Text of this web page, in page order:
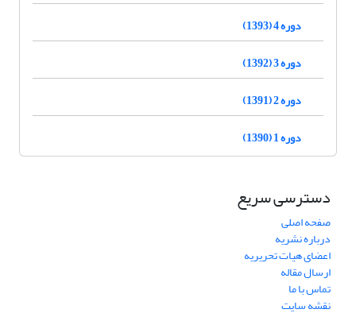
دوره 4 (1393)
دوره 3 (1392)
دوره 2 (1391)
دوره 1 (1390)
دسترسی سریع
صفحه اصلی
درباره نشریه
اعضای هیات تحریریه
ارسال مقاله
تماس با ما
نقشه سایت